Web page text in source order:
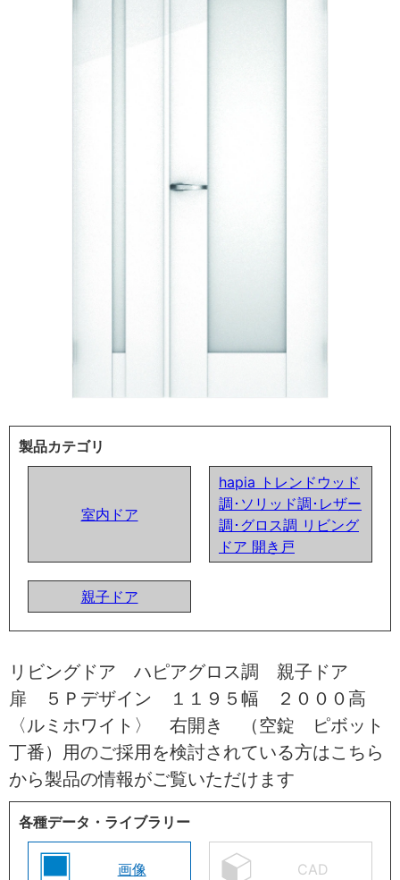
製品カテゴリ
室内ドア
hapia トレンドウッド
調･ソリッド調･レザー
調･グロス調 リビング
ドア 開き戸
親子ドア
リビングドア ハピアグロス調 親子ドア
扉 ５Ｐデザイン １１９５幅 ２０００高
〈ルミホワイト〉 右開き （空錠 ピボット
丁番）用のご採用を検討されている方はこちら
から製品の情報がご覧いただけます
各種データ・ライブラリー
画像 CAD